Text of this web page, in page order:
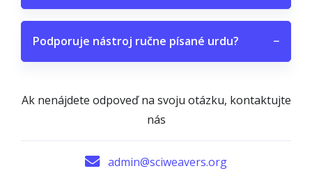
Podporuje nástroj ručne písané urdu? −
Ak nenájdete odpoveď na svoju otázku, kontaktujte
nás
admin@sciweavers.org